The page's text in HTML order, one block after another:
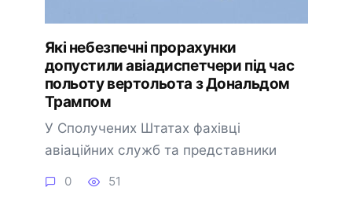
Які небезпечні прорахунки
допустили авіадиспетчери під час
польоту вертольота з Дональдом
Трампом
У Сполучених Штатах фахівці
авіаційних служб та представники
0 51